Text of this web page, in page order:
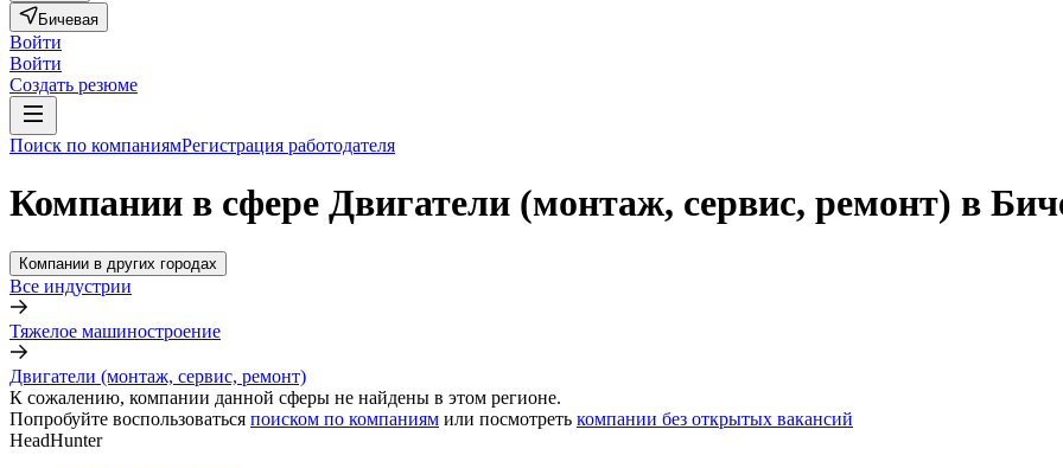
Бичевая
Войти
Войти
Создать резюме
Поиск по компаниямРегистрация работодателя
Компании в сфере Двигатели (монтаж, сервис, ремонт) в
Компании в других городах
Все индустрии
Тяжелое машиностроение
Двигатели (монтаж, сервис, ремонт)
К сожалению, компании данной сферы не найдены в этом регионе.
Попробуйте воспользоваться поиском по компаниям или посмотреть компании без открытых вакансий
HeadHunter